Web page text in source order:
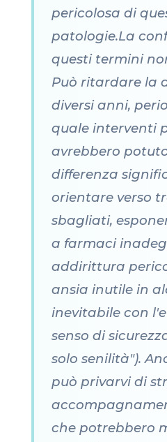
pericolosa di
patologie.La
questi termini
Può ritardare la
diversi anni,
quale interventi
avrebbero
differenza
orientare verso
sbagliati,
a farmaci
addirittura
ansia inutile in
inevitabile con
senso di
solo senilità").
può privarvi di
che potrebbero